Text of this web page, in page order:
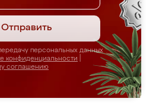
Отправить
персональных данных
конфиденциальности
соглашению